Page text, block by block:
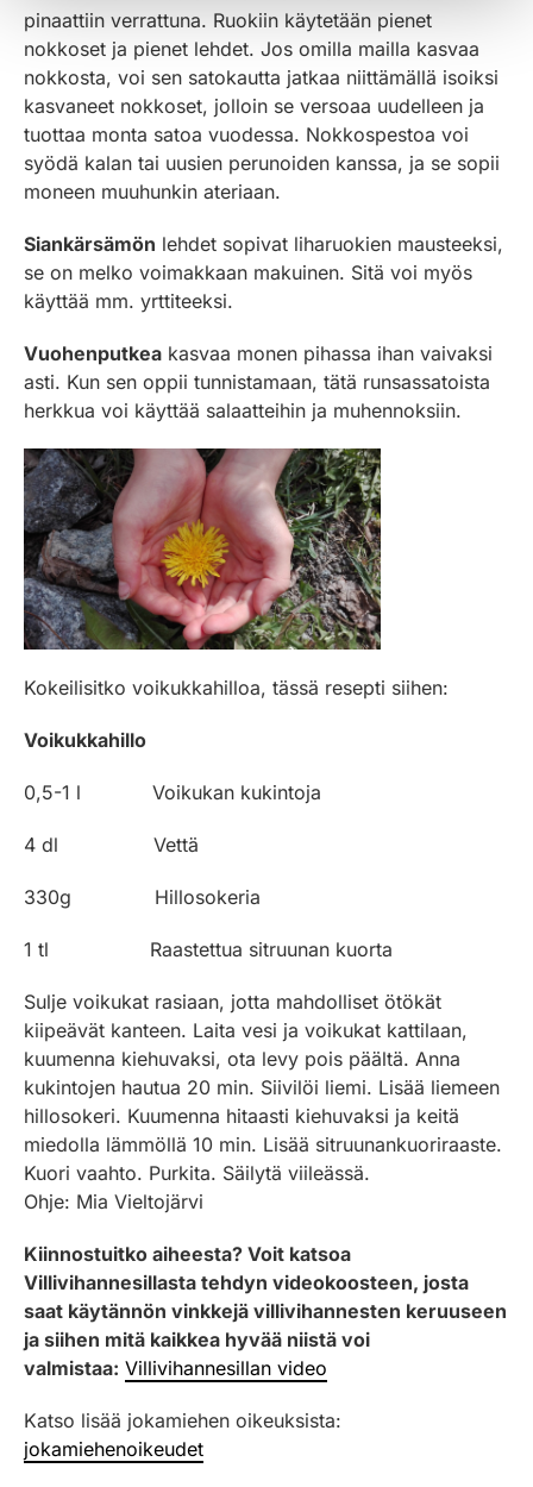
pinaattiin verrattuna. Ruokiin käytetään pienet
nokkoset ja pienet lehdet. Jos omilla mailla kasvaa
nokkosta, voi sen satokautta jatkaa niittämällä isoiksi
kasvaneet nokkoset, jolloin se versoaa uudelleen ja
tuottaa monta satoa vuodessa. Nokkospestoa voi
syödä kalan tai uusien perunoiden kanssa, ja se sopii
moneen muuhunkin ateriaan.
Siankärsämön lehdet sopivat liharuokien mausteeksi,
se on melko voimakkaan makuinen. Sitä voi myös
käyttää mm. yrttiteeksi.
Vuohenputkea kasvaa monen pihassa ihan vaivaksi
asti. Kun sen oppii tunnistamaan, tätä runsassatoista
herkkua voi käyttää salaatteihin ja muhennoksiin.
Kokeilisitko voikukkahilloa, tässä resepti siihen:
Voikukkahillo
0,5-1 l Voikukan kukintoja
4 dl Vettä
330g Hillosokeria
1 tl Raastettua sitruunan kuorta
Sulje voikukat rasiaan, jotta mahdolliset ötökät
kiipeävät kanteen. Laita vesi ja voikukat kattilaan,
kuumenna kiehuvaksi, ota levy pois päältä. Anna
kukintojen hautua 20 min. Siivilöi liemi. Lisää liemeen
hillosokeri. Kuumenna hitaasti kiehuvaksi ja keitä
miedolla lämmöllä 10 min. Lisää sitruunankuoriraaste.
Kuori vaahto. Purkita. Säilytä viileässä.
Ohje: Mia Vieltojärvi
Kiinnostuitko aiheesta? Voit katsoa
Villivihannesillasta tehdyn videokoosteen, josta
saat käytännön vinkkejä villivihannesten keruuseen
ja siihen mitä kaikkea hyvää niistä voi
valmistaa: Villivihannesillan video
Katso lisää jokamiehen oikeuksista:
jokamiehenoikeudet